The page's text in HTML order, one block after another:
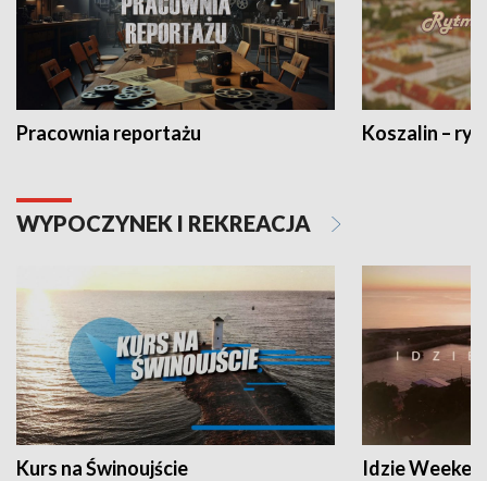
Pracownia reportażu Koszalin –
WYPOCZYNEK I REKREACJA
Kurs na Świnoujście Idzie